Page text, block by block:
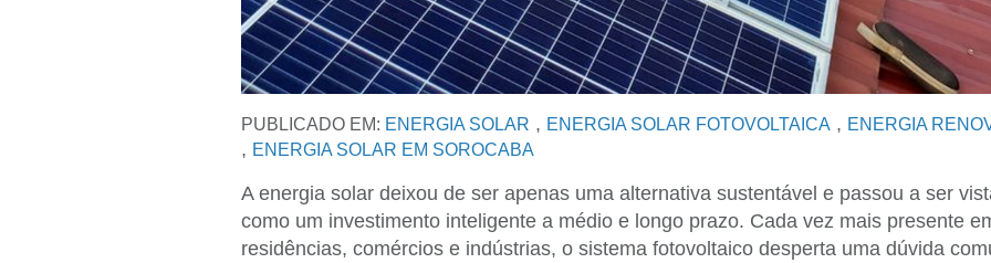
PUBLICADO EM: ENERGIA SOLAR , ENERGIA SOLAR FOTOVOLTAICA , ENERGIA
, ENERGIA SOLAR EM SOROCABA
A energia solar deixou de ser apenas uma alternativa sustentável e passou a ser
como um investimento inteligente a médio e longo prazo. Cada vez mais presente
residências, comércios e indústrias, o sistema fotovoltaico desperta uma dúvida